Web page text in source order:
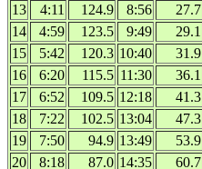
13
4:11 124.9 8:56 27.7
14
4:59 123.5 9:49 29.1
15
5:42 120.3 10:40 31.9
16
6:20 115.5 11:30 36.1
17
6:52 109.5 12:18 41.3
18
7:22 102.5 13:04 47.3
19
7:50 94.9 13:49 53.9
20
8:18 87.0 14:35 60.7